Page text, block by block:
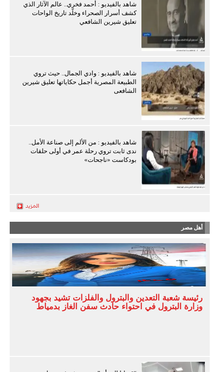
شاهد بالفيديو : أحمد فخري.. عالم الآثار الذي
كشف أسرار الصحراء وخلّد تاريخ الواحات
تعليق شيرين الشافعي
شاهد بالفيديو : وادي الجمال.. حيث تروي
الطبيعة المصرية أجمل حكاياتها تعليق شيرين
الشافعى
شاهد بالفيديو : من الألم إلى صناعة الأمل..
ندى ثابت تروي رحلة عمر في أولى حلقات
بودكاست «ناجحات»
أهل مصر
رئيسة شعبة التعدين والبترول والفلزات تشيد بجهود
وزارة البترول في احتواء حادث سفن الغاز بدمياط